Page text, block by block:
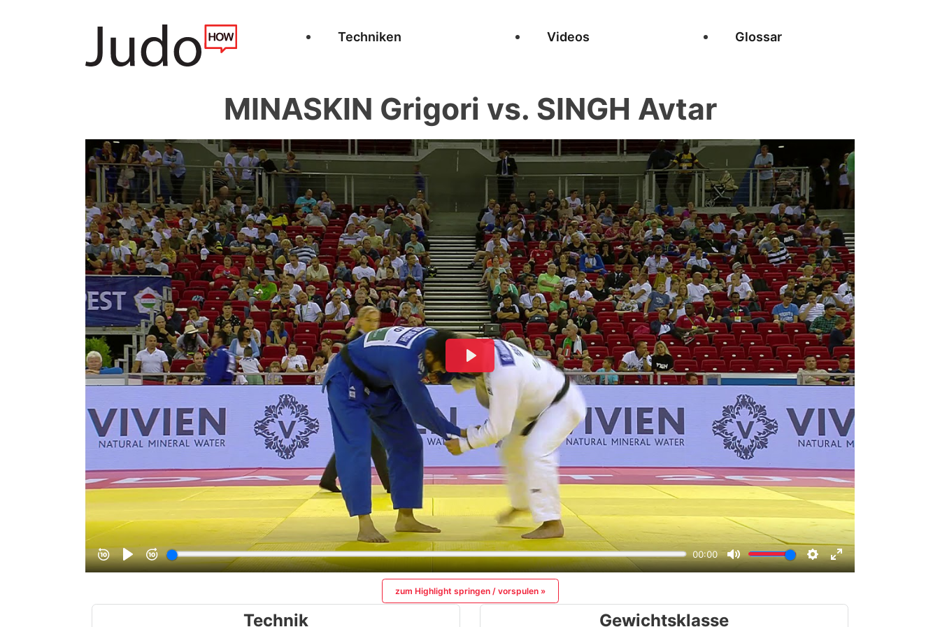
Techniken Videos Glossar
MINASKIN Grigori vs. SINGH Avtar
zum Highlight springen / vorspulen »
Technik Gewichtsklasse